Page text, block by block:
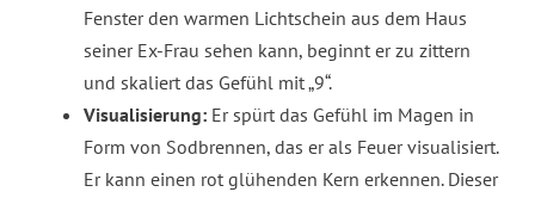
Fenster den warmen Lichtschein aus dem Haus
seiner Ex-Frau sehen kann, beginnt er zu zittern
und skaliert das Gefühl mit „9“.
Visualisierung: Er spürt das Gefühl im Magen in
Form von Sodbrennen, das er als Feuer visualisiert.
Er kann einen rot glühenden Kern erkennen. Dieser